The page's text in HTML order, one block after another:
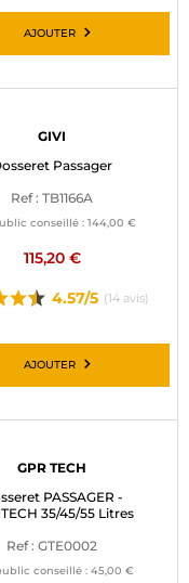
AJOUTER
GIVI
Passager
Ref : TB1166A
conseillé : 144,00 €
115,20 €
4.57/5 (14 avis)
AJOUTER
GPR TECH
PASSAGER -
35/45/55 Litres
Ref : GTE0002
conseillé : 45,00 €